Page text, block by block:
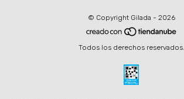
© Copyright Gilada - 2026
Todos los derechos reservados.